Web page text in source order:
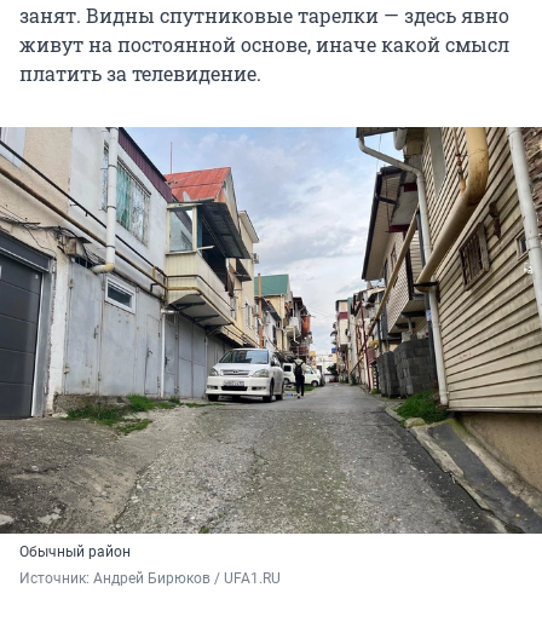
занят. Видны спутниковые тарелки — здесь явно
живут на постоянной основе, иначе какой смысл
платить за телевидение.
Обычный район
Источник: Андрей Бирюков / UFA1.RU